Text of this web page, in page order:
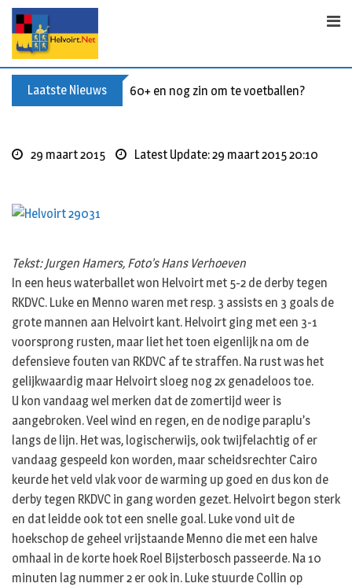
Skip
content
Laatste Nieuws 60+ en nog zin om te voetballen? Kom
29 maart 2015 Latest Update: 29 maart 2015 20:10
Tekst: Jurgen Hamers, Foto’s Hans Verhoeven
In een heus waterballet won Helvoirt met 5-2 de derby tegen
RKDVC. Luke en Menno waren met resp. 3 assists en 3 goals de
grote mannen aan Helvoirt kant. Helvoirt ging met een 3-1
voorsprong rusten, maar liet het toen eigenlijk na om de
defensieve fouten van RKDVC af te straffen. Na rust was het
gelijkwaardig maar Helvoirt sloeg nog 2x genadeloos toe.
U kon vandaag wel merken dat de zomertijd weer is
aangebroken. Veel wind en regen, en de nodige paraplu’s
langs de lijn. Het was, logischerwijs, ook twijfelachtig of er
vandaag gespeeld kon worden, maar scheidsrechter Cairo
keurde het veld vlak voor de warming up goed en dus kon de
derby tegen RKDVC in gang worden gezet. Helvoirt begon sterk
en dat leidde ook tot een snelle goal. Luke vond uit de
hoekschop de geheel vrijstaande Menno die met een halve
omhaal in de korte hoek Roel Bijsterbosch passeerde. Na 10
minuten lag nummer 2 er ook in. Luke stuurde Collin op